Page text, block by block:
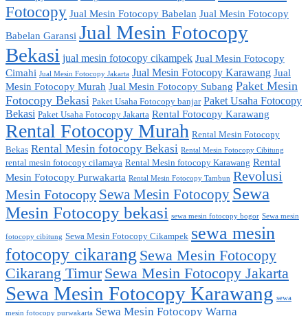
Fotocopy Jual Mesin Fotocopy Babelan Jual Mesin Fotocopy
Babelan Garansi Jual Mesin Fotocopy
Bekasi jual mesin fotocopy cikampek Jual Mesin Fotocopy
Cimahi Jual Mesin Fotocopy Jakarta Jual Mesin Fotocopy Karawang Jual
Mesin Fotocopy Murah Jual Mesin Fotocopy Subang Paket Mesin
Fotocopy Bekasi Paket Usaha Fotocopy banjar Paket Usaha Fotocopy
Bekasi Paket Usaha Fotocopy Jakarta Rental Fotocopy Karawang
Rental Fotocopy Murah Rental Mesin Fotocopy
Bekas Rental Mesin fotocopy Bekasi Rental Mesin Fotocopy Cibitung
rental mesin fotocopy cilamaya Rental Mesin fotocopy Karawang Rental
Mesin Fotocopy Purwakarta Rental Mesin Fotocopy Tambun Revolusi
Mesin Fotocopy Sewa Mesin Fotocopy Sewa
Mesin Fotocopy bekasi sewa mesin fotocopy bogor Sewa mesin
fotocopy cibitung Sewa Mesin Fotocopy Cikampek sewa mesin
fotocopy cikarang Sewa Mesin Fotocopy
Cikarang Timur Sewa Mesin Fotocopy Jakarta
Sewa Mesin Fotocopy Karawang sewa
mesin fotocopy purwakarta Sewa Mesin Fotocopy Warna